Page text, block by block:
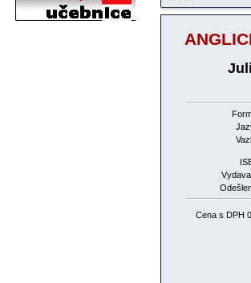
Cena s DPH